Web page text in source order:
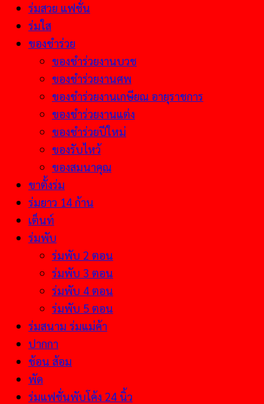
ร่มสวย แฟชั่น
ร่มใส
ของชำร่วย
ของชำร่วยงานบวช
ของชำร่วยงานศพ
ของชำร่วยงานเกษียณ อายุราชการ
ของชำร่วยงานแต่ง
ของชำร่วยปีใหม่
ของรับไหว้
ของสมนาคุณ
ขาตั้งร่ม
ร่มยาว 14 ก้าน
เต็นท์
ร่มพับ
ร่มพับ 2 ตอน
ร่มพับ 3 ตอน
ร่มพับ 4 ตอน
ร่มพับ 5 ตอน
ร่มสนาม ร่มแม่ค้า
ปากกา
ช้อน ส้อม
พัด
ร่มแฟชั่นพับโค้ง 24 นิ้ว